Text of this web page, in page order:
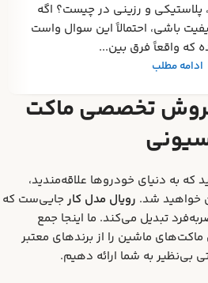
و رزینی در چیست؟ اگه
باشی، احتمالاً این سوال واست
که واقعاً فرق بین...
ادامه مطلب
تخصصی ماکت
به دنیای خودروها علاقه‌مندید،
خواهید شد. رویال مدل کار جایی‌ست که
تبدیل می‌کند. ما اینجا جمع
ماشین را از برندهای معتبر
بی‌نظیر به شما ارائه دهیم.